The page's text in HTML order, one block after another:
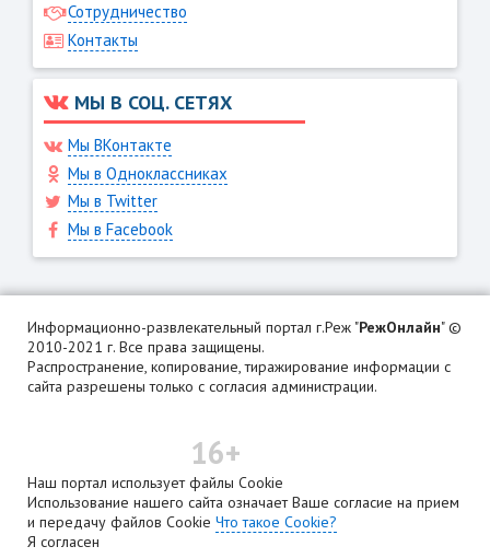
Сотрудничество
Контакты
МЫ В СОЦ. СЕТЯХ
Мы ВКонтакте
Мы в Одноклассниках
Мы в Twitter
Мы в Facebook
Информационно-развлекательный портал г.Реж "РежОнлайн" ©
2010-2021 г. Все права защищены.
Распространение, копирование, тиражирование информации с
сайта разрешены только с согласия администрации.
16+
Наш портал использует файлы Cookie
Использование нашего сайта означает Ваше согласие на прием
и передачу файлов Cookie Что такое Cookie?
Я согласен